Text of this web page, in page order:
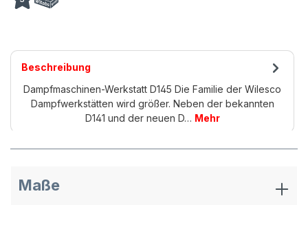
Beschreibung
Dampfmaschinen-Werkstatt D145 Die Familie der Wilesco
Dampfwerkstätten wird größer. Neben der bekannten
D141 und der neuen D… Mehr
Maße